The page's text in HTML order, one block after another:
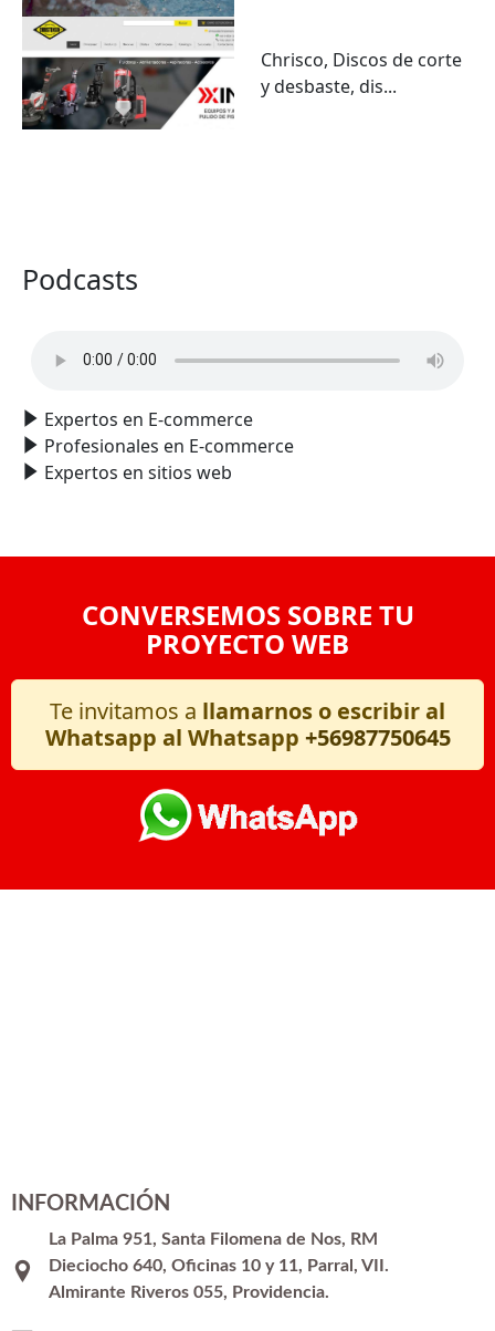
Chrisco, Discos de corte
y desbaste, dis...
Podcasts
Expertos en E-commerce
Profesionales en E-commerce
Expertos en sitios web
CONVERSEMOS SOBRE TU
PROYECTO WEB
Te invitamos a llamarnos o escribir al
Whatsapp al Whatsapp +56987750645
INFORMACIÓN
La Palma 951, Santa Filomena de Nos, RM
Dieciocho 640, Oficinas 10 y 11, Parral, VII.
Almirante Riveros 055, Providencia.